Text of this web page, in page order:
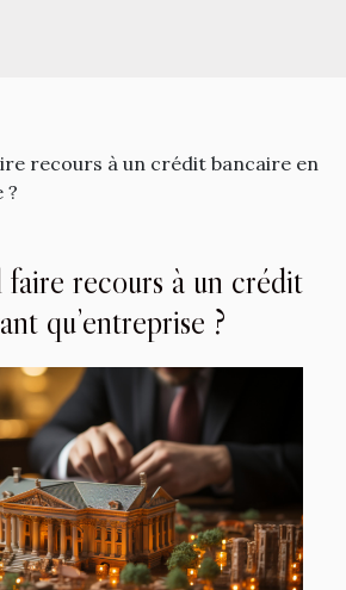
recours à un crédit bancaire en
?
recours à un crédit
qu’entreprise ?